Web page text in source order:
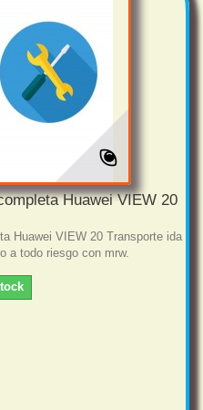
Huawei VIEW 20
Huawei VIEW 20 Transporte ida
a todo riesgo con mrw.